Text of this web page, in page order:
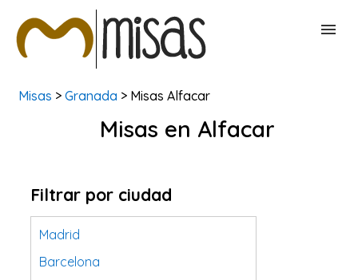
BUSCAR MISAS
Misas > Granada > Misas Alfacar
Misas en Alfacar
Filtrar por ciudad
Madrid
Barcelona